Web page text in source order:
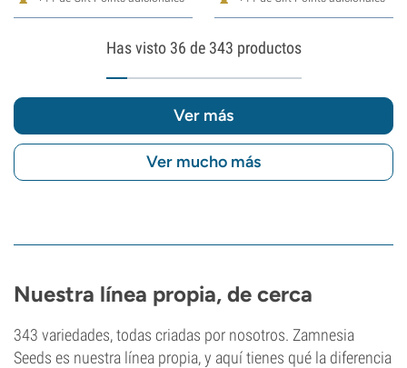
Has visto 36 de 343 productos
Ver más
Ver mucho más
Nuestra línea propia, de cerca
343 variedades, todas criadas por nosotros. Zamnesia
Seeds es nuestra línea propia, y aquí tienes qué la diferencia